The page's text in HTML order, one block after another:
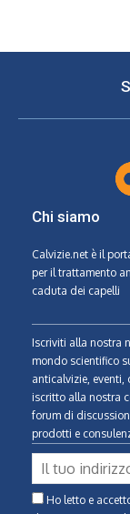
Chi siamo
Calvizie.net è il
per il trattamento
caduta dei capelli
Iscriviti alla nostra
mondo scientifico
anticalvizie, eventi,
iscritto alla nostra
forum di
prodotti e
Ho letto e